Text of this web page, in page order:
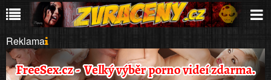
Reklama